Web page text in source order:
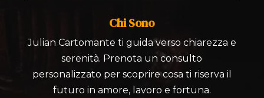
Chi Sono
Julian Cartomante ti guida verso chiarezza e
serenità. Prenota un consulto
personalizzato per scoprire cosa ti riserva il
futuro in amore, lavoro e fortuna.